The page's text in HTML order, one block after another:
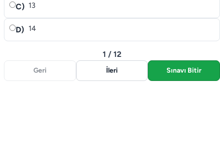
C) 13
D) 14
Geri
1 / 12
İleri Sınavı Bitir